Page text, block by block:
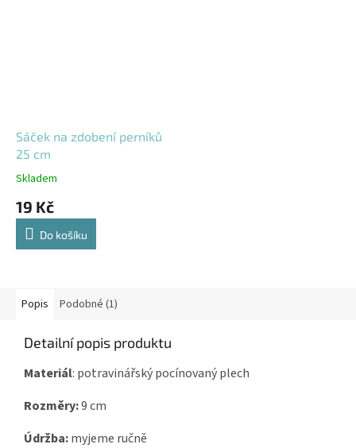
Sáček na zdobení perníků
25 cm
Skladem
19 Kč
Do košíku
Popis Podobné (1)
Detailní popis produktu
Materiál: potravinářský pocínovaný plech
Rozměry:9 cm
Údržba:myjeme ručně